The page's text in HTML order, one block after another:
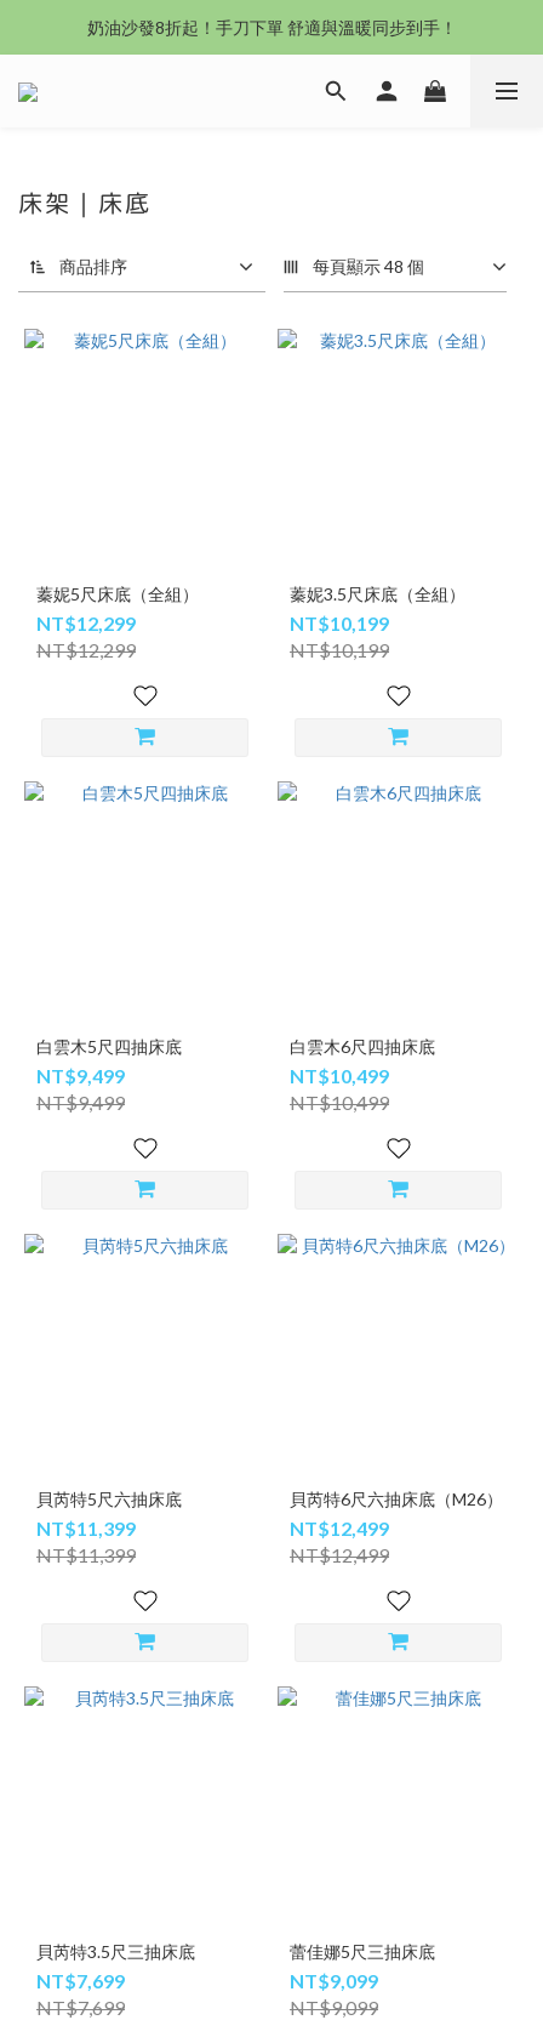
沙發新登場｜想躺就躺，頭等艙到商務艙一次擁有
奶油沙發8折起！手刀下單 舒適與溫暖同步到手！
Outlet專區：期間限定，驚喜下殺中！
床架｜床底
商品排序 每頁顯示 48 個
蓁妮5尺床底（全組）
NT$12,299
NT$12,299
蓁妮3.5尺床底（全組）
NT$10,199
NT$10,199
白雲木5尺四抽床底
NT$9,499
NT$9,499
白雲木6尺四抽床底
NT$10,499
NT$10,499
貝芮特5尺六抽床底
NT$11,399
NT$11,399
貝芮特6尺六抽床底（M26）
NT$12,499
NT$12,499
貝芮特3.5尺三抽床底
NT$7,699
NT$7,699
蕾佳娜5尺三抽床底
NT$9,099
NT$9,099